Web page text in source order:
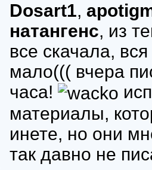
Dosart1,
натангенс, из
все скачала,
мало((( вчера
часа!
материалы,
инете, но они
так давно не